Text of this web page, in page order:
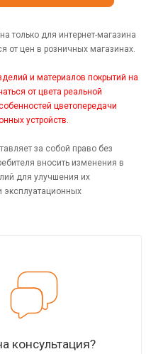
только для интернет-магазина
от цен в розничных магазинах.
и материалов покрытий на
от цвета реальной
цветопередачи
устройств.
за собой право без
вносить изменения в
для улучшения их
эксплуатационных
консультация?